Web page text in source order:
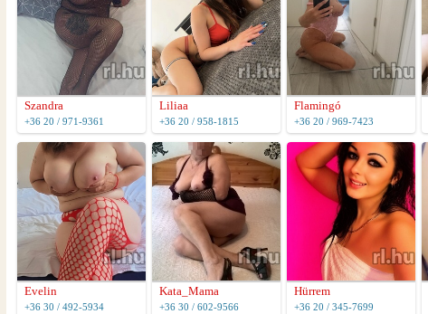
Szandra
+36 20 / 971-9361
Liliaa
+36 20 / 958-1815
Flamingó
+36 20 / 969-7423
Evelin
+36 30 / 492-5934
Kata_Mama
+36 30 / 602-9566
Hürrem
+36 20 / 345-7699